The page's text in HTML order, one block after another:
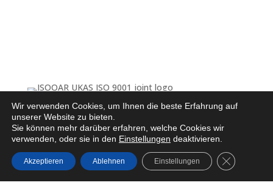
Certificate Number 25079
Wir verwenden Cookies, um Ihnen die beste Erfahrung auf
unserer Website zu bieten.
Sie können mehr darüber erfahren, welche Cookies wir
verwenden, oder sie in den Einstellungen deaktivieren.
Akzeptieren Ablehnen Einstellungen GDPR